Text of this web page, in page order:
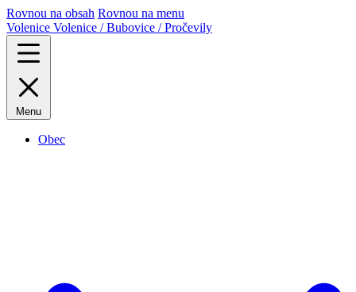
Rovnou na obsah Rovnou na menu
Volenice Volenice / Bubovice / Pročevily
Menu
Obec